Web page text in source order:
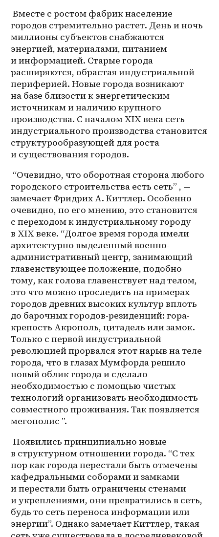
Вместе с ростом фабрик население
городов стремительно растет. День и ночь
миллионы субъектов снабжаются
энергией, материалами, питанием
и информацией. Старые города
расширяются, обрастая индустриальной
периферией. Новые города возникают
на базе близости к энергетическим
источникам и наличию крупного
производства. С началом XIX века сеть
индустриального производства становится
структурообразующей для роста
и существования городов.
городского строительства есть сеть” , —
замечает Фридрих А. Киттлер. Особенно
очевидно, по его мнению, это становится
с переходом к индустриальному городу
в XIX веке. “Долгое время города имели
архитектурно выделенный военно-
административный центр, занимающий
главенствующее положение, подобно
тому, как голова главенствует над телом,
это что можно проследить на примерах
городов древних высоких культур вплоть
до барочных городов-резиденций: гора-
крепость Акрополь, цитадель или замок.
Только с первой индустриальной
революцией прорвался этот нарыв на теле
города, что в глазах Мумфорда решило
новый облик города и сделало
необходимостью с помощью чистых
технологий организовать необходимость
совместного проживания. Так появляется
мегополис ”.
в структурном отношении города. “С тех
пор как города перестали быть отмечены
кафедральными соборами и замками
и перестали быть ограничены стенами
и укреплениями, они превратились в сеть,
будь то сеть переноса информации или
энергии”. Однако замечает Киттлер, такая